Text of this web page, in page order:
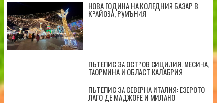
НОВА ГОДИНА НА КОЛЕДНИЯ БАЗАР В
КРАЙОВА, РУМЪНИЯ
ПЪТЕПИС ЗА ОСТРОВ СИЦИЛИЯ: МЕСИНА,
ТАОРМИНА И ОБЛАСТ КАЛАБРИЯ
ПЪТЕПИС ЗА СЕВЕРНА ИТАЛИЯ: ЕЗЕРОТО
ЛАГО ДЕ МАДЖОРЕ И МИЛАНО